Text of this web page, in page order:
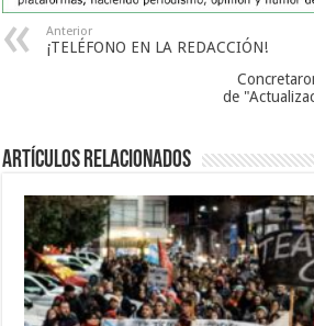
Anterior
¡TELÉFONO EN LA REDACCIÓN!
de
Artículos Relacionados